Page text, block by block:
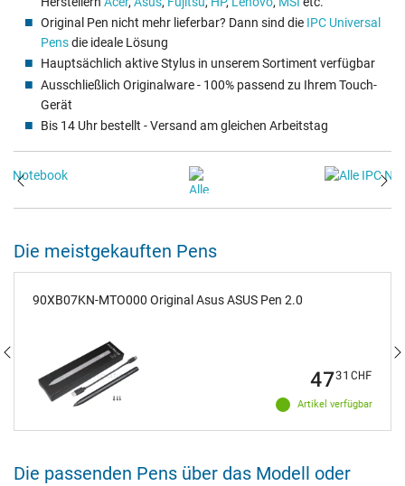
Original Pen nicht mehr lieferbar? Dann sind die IPC Universal
Pensdie ideale Lösung
Hauptsächlich aktive Stylus in unserem Sortiment verfügbar
Ausschließlich Originalware - 100% passend zu Ihrem Touch-
Gerät
Bis 14 Uhr bestellt - Versand am gleichen Arbeitstag
Die meistgekauften Pens
90XB07KN-MTO000 Original Asus ASUS Pen 2.0
Artikel verfügbar
4731 CHF
Die passenden Pens über das Modell oder